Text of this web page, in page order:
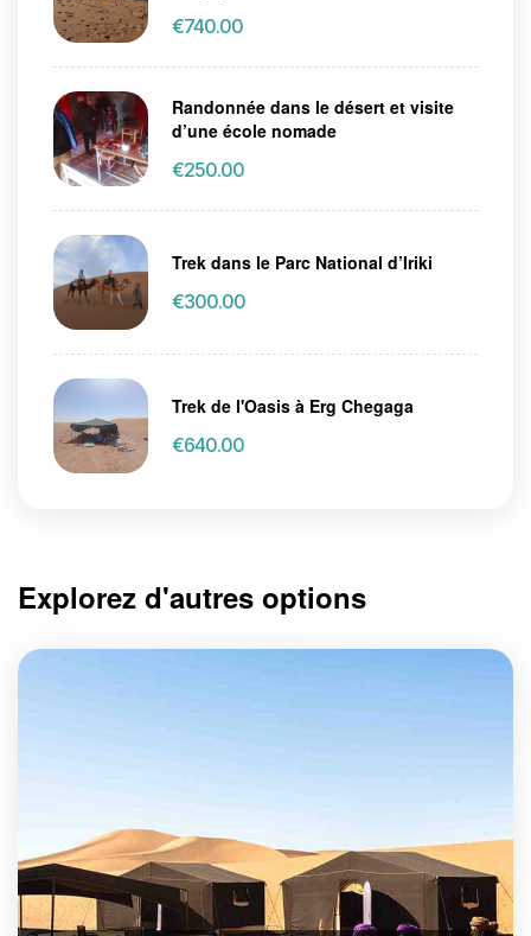
€740.00
Randonnée dans le désert et visite
d’une école nomade
€250.00
Trek dans le Parc National d’Iriki
€300.00
Trek de l'Oasis à Erg Chegaga
€640.00
Explorez d'autres options